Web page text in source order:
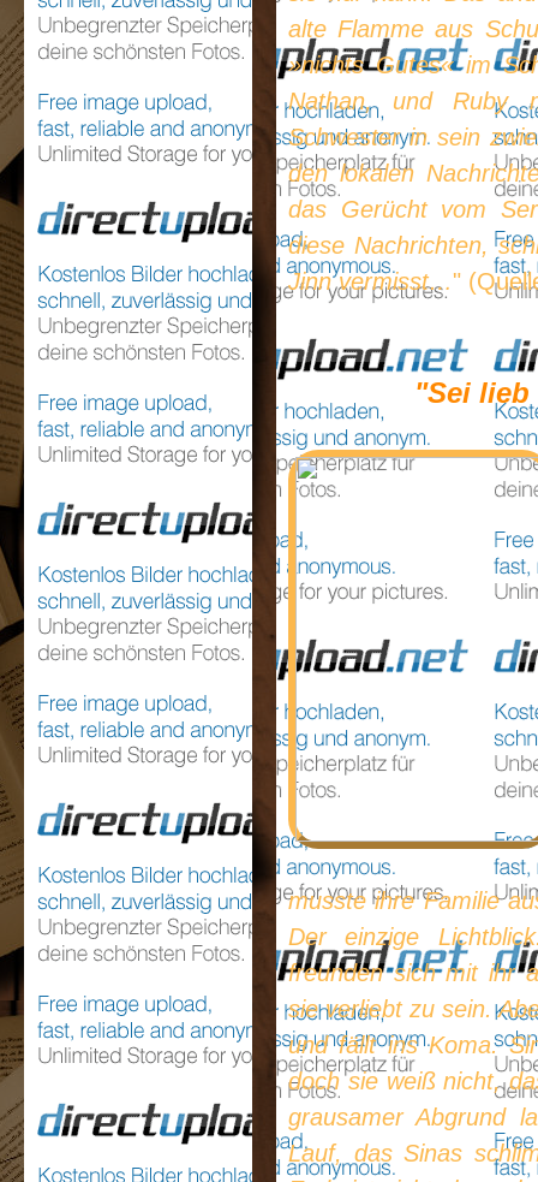
alte Flamme aus
»nichts Gutes« im
Nathan, und Ruby
Schwester in sein
den lokalen
das Gerücht vom
diese Nachrichten,
Jinn vermisst…"
"Sei
musste ihre Familie
Der einzige
freunden sich mit ihr
sie verliebt zu sein.
und fällt ins Koma.
doch sie weiß nicht,
grausamer Abgrund
Lauf, das Sinas